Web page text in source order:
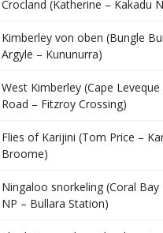
Crocland (Katherine – Kakadu
Kimberley von oben (Bungle
Argyle – Kununurra)
West Kimberley (Cape Leveque
Road – Fitzroy Crossing)
Flies of Karijini (Tom Price –
Broome)
Ningaloo snorkeling (Coral Bay
NP – Bullara Station)